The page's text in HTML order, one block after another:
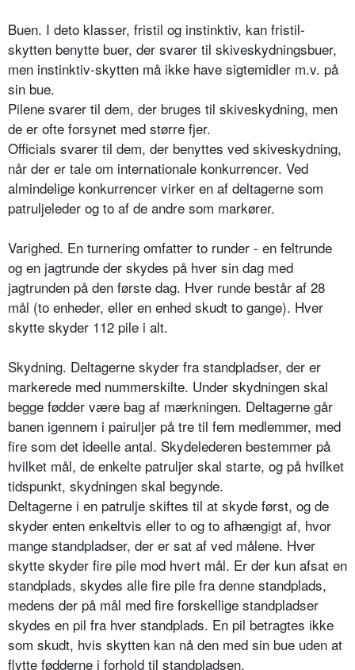
Buen. I deto klasser, fristil og instinktiv, kan fristil-
skytten benytte buer, der svarer til skiveskydningsbuer,
men instinktiv-skytten må ikke have sigtemidler m.v. på
sin bue.
Pilene svarer til dem, der bruges til skiveskydning, men
de er ofte forsynet med større fjer.
Officials svarer til dem, der benyttes ved skiveskydning,
når der er tale om internationale konkurrencer. Ved
almindelige konkurrencer virker en af deltagerne som
patruljeleder og to af de andre som markører.
Varighed. En turnering omfatter to runder - en feltrunde
og en jagtrunde der skydes på hver sin dag med
jagtrunden på den første dag. Hver runde består af 28
mål (to enheder, eller en enhed skudt to gange). Hver
skytte skyder 112 pile i alt.
Skydning. Deltagerne skyder fra standpladser, der er
markerede med nummerskilte. Under skydningen skal
begge fødder være bag af mærkningen. Deltagerne går
banen igennem i pairuljer på tre til fem medlemmer, med
fire som det ideelle antal. Skydelederen bestemmer på
hvilket mål, de enkelte patruljer skal starte, og på hvilket
tidspunkt, skydningen skal begynde.
Deltagerne i en patrulje skiftes til at skyde først, og de
skyder enten enkeltvis eller to og to afhængigt af, hvor
mange standpladser, der er sat af ved målene. Hver
skytte skyder fire pile mod hvert mål. Er der kun afsat en
standplads, skydes alle fire pile fra denne standplads,
medens der på mål med fire forskellige standpladser
skydes en pil fra hver standplads. En pil betragtes ikke
som skudt, hvis skytten kan nå den med sin bue uden at
flytte fødderne i forhold til standpladsen.